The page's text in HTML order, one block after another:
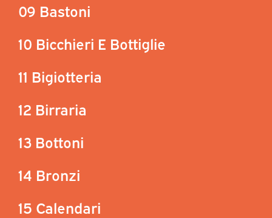
09 Bastoni
10 Bicchieri E Bottiglie
11 Bigiotteria
12 Birraria
13 Bottoni
14 Bronzi
15 Calendari